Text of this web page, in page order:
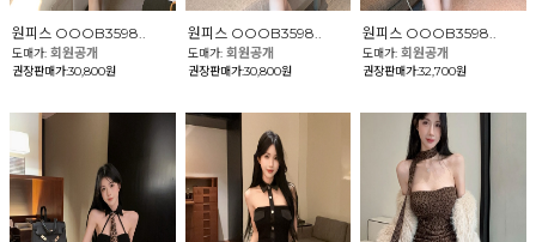
원피스 OOOB3598..
도매가: 회원공개
권장판매가:30,800원
원피스 OOOB3598..
도매가: 회원공개
권장판매가:30,800원
원피스 OOOB3598..
도매가:회원공개
권장판매가:32,700원